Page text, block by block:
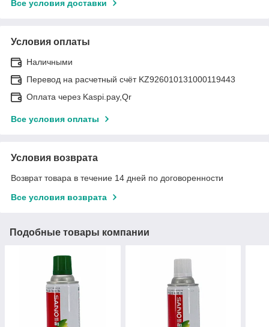
Все условия доставки
Условия оплаты
Наличными
Перевод на расчетный счёт KZ926010131000119443
Оплата через Kaspi.pay,Qr
Все условия оплаты
Условия возврата
Возврат товара в течение 14 дней по договоренности
Все условия возврата
Подобные товары компании